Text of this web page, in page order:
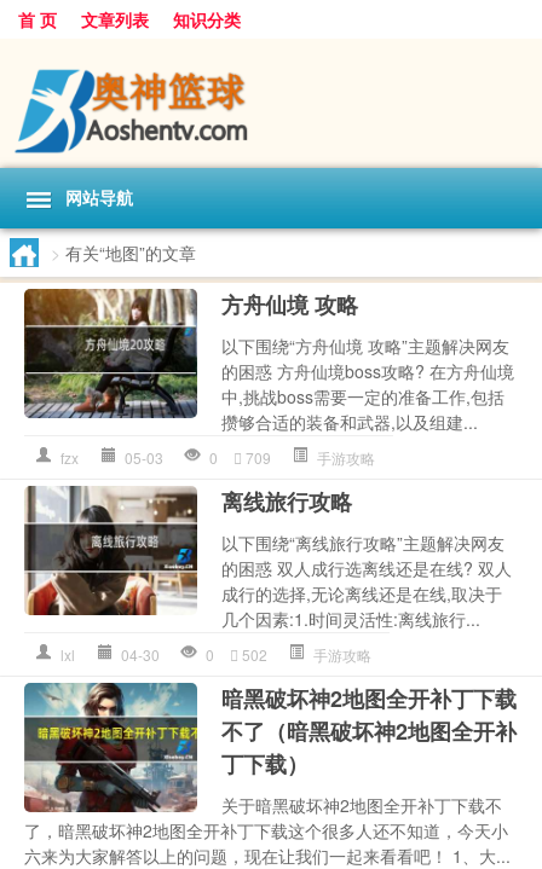
首 页 文章列表 知识分类
网站导航
> 有关“地图”的文章
方舟仙境 攻略
以下围绕“方舟仙境 攻略”主题解决网友
的困惑 方舟仙境boss攻略? 在方舟仙境
中,挑战boss需要一定的准备工作,包括
攒够合适的装备和武器,以及组建...
fzx 05-03 0 709 手游攻略
离线旅行攻略
以下围绕“离线旅行攻略”主题解决网友
的困惑 双人成行选离线还是在线? 双人
成行的选择,无论离线还是在线,取决于
几个因素:1.时间灵活性:离线旅行...
lxl 04-30 0 502 手游攻略
暗黑破坏神2地图全开补丁下载
不了（暗黑破坏神2地图全开补
丁下载）
关于暗黑破坏神2地图全开补丁下载不
了，暗黑破坏神2地图全开补丁下载这个很多人还不知道，今天小
六来为大家解答以上的问题，现在让我们一起来看看吧！ 1、大...